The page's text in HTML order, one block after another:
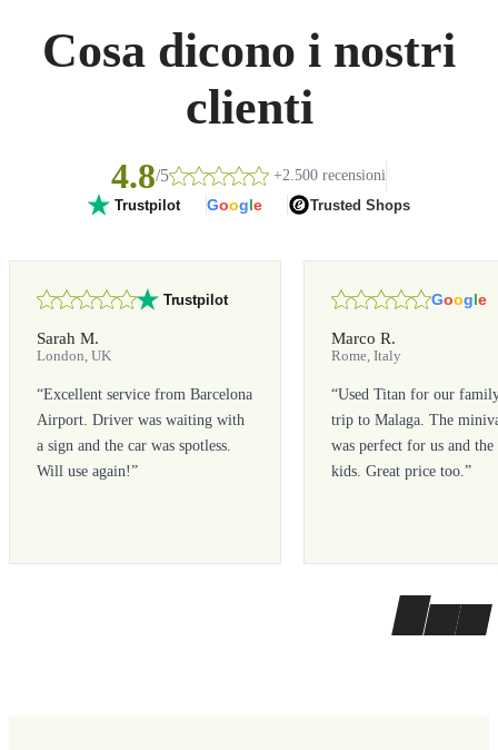
Cosa dicono i nostri
clienti
4.8/5 +2.500 recensioni
Trustpilot Google Trusted Shops
Trustpilot
Sarah M.
London, UK
“Excellent service from Barcelona
Airport. Driver was waiting with
a sign and the car was spotless.
Will use again!”
Google
Marco R.
Rome, Italy
“Used Titan for our
trip to Malaga. The
was perfect for us and the
kids. Great price too.”